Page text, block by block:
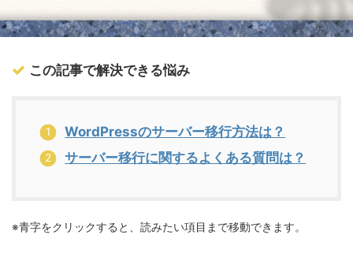
この記事で解決できる悩み
WordPressのサーバー移行方法は？
サーバー移行に関するよくある質問は？
※青字をクリックすると、読みたい項目まで移動できます。